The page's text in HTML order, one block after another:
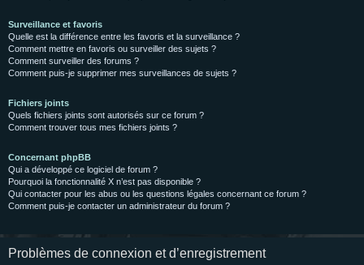
Surveillance et favoris
Quelle est la différence entre les favoris et la surveillance ?
Comment mettre en favoris ou surveiller des sujets ?
Comment surveiller des forums ?
Comment puis-je supprimer mes surveillances de sujets ?
Fichiers joints
Quels fichiers joints sont autorisés sur ce forum ?
Comment trouver tous mes fichiers joints ?
Concernant phpBB
Qui a développé ce logiciel de forum ?
Pourquoi la fonctionnalité X n’est pas disponible ?
Qui contacter pour les abus ou les questions légales concernant ce forum ?
Comment puis-je contacter un administrateur du forum ?
Problèmes de connexion et d’enregistrement